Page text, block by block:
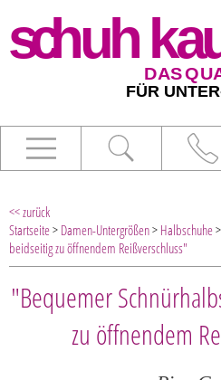
<< zurück
Startseite> Damen-Untergrößen> Halbschuhe>
beidseitig zu öffnendem Reißverschluss"
"Bequemer
zu öffnendem